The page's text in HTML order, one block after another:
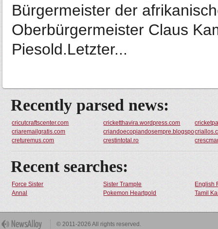
Bürgermeister der
Oberbürgermeister Claus
Piesold.Letzter...
Recently parsed news:
cricutcraftscenter.com cricketthavira.wordpress.com
criaremailgratis.com
criandoecopiandosempre.blogspot.com
creturemus.com
crestintotal.ro
Recent searches:
Force Sister Sister Trample
English
Annal
Pokemon Heartgold Tamil
© 2011-2026 All rights reserved.